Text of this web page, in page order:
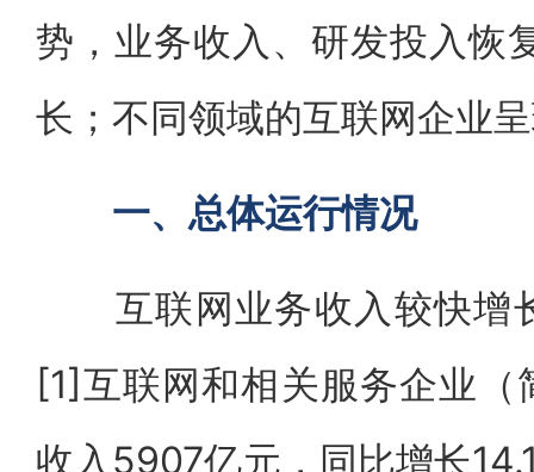
势，业务收入、研发投入恢
长；不同领域的互联网企业
一、总体运行情况
互联网业务收入较快增
[1]互联网和相关服务企业
收入5907亿元，同比增长